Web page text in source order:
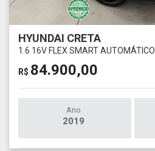
HYUNDAI CRETA
1.6 16V FLEX SMART AUTOMÁTICO
R$ 84.900,00
Ano
2019